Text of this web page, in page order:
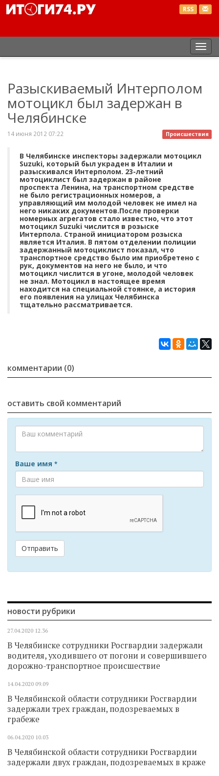
RSS
Разыскиваемый Интерполом
мотоцикл был задержан в
Челябинске
Происшествия
14 июня 2012 07:22
В Челябинске инспекторы задержали мотоцикл
Suzuki, который был украден в Италии и
разыскивался Интерполом. 23-летний
мотоциклист был задержан в районе
проспекта Ленина, на транспортном средстве
не было регистрационных номеров, а
управляющий им молодой человек не имел на
него никаких документов.После проверки
номерных агрегатов стало известно, что этот
мотоцикл Suzuki числится в розыске
Интерпола. Страной инициатором розыска
является Италия. В пятом отделении полиции
задержанный мотоциклист показал, что
транспортное средство было им приобретено с
рук, документов на него не было, и что
мотоцикл числится в угоне, молодой человек
не знал. Мотоцикл в настоящее время
находится на специальной стоянке, а история
его появления на улицах Челябинска
тщательно рассматривается.
комментарии (0)
оставить свой комментарий
Ваше имя *
Отправить
новости рубрики
27.04.2020 12.36
В Челябинске сотрудники Росгвардии задержали
водителя, уходившего от погони и совершившего
дорожно-транспортное происшествие
14.04.2020 09.09
В Челябинской области сотрудники Росгвардии
задержали трех граждан, подозреваемых в
грабеже
06.04.2020 10.03
В Челябинской области сотрудники Росгвардии
задержали двух граждан, подозреваемых в краже